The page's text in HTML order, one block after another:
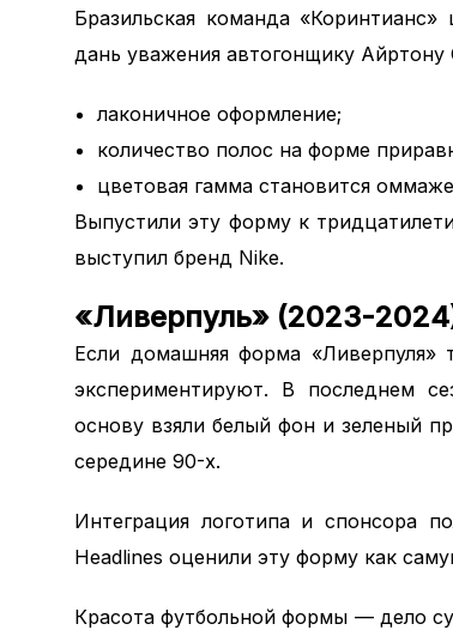
Бразильская команда
дань уважения автогонщику Айртону
лаконичное оформление;
количество полос на форме
цветовая гамма становится
Выпустили эту форму к
выступил бренд Nike.
«Ливерпуль» (2023-
Если домашняя форма «Ливерпуля»
экспериментируют. В последнем
основу взяли белый фон и зеленый
середине 90-х.
Интеграция логотипа и спонсора
Headlines оценили эту форму как
Красота футбольной формы — дело